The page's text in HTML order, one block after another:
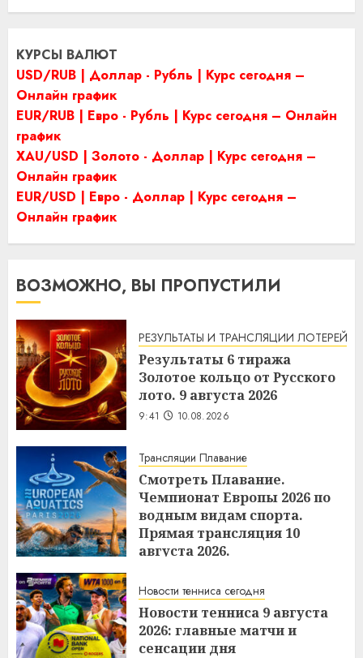
КУРСЫ ВАЛЮТ
USD/RUB | Доллар - Рубль | Курс сегодня –
Онлайн график
EUR/RUB | Евро - Рубль | Курс сегодня – Онлайн
график
XAU/USD | Золото - Доллар | Курс сегодня –
Онлайн график
EUR/USD | Евро - Доллар | Курс сегодня –
Онлайн график
ВОЗМОЖНО, ВЫ ПРОПУСТИЛИ
РЕЗУЛЬТАТЫ И ТРАНСЛЯЦИИ ЛОТЕРЕЙ
Результаты 6 тиража
Золотое кольцо от Русского
лото. 9 августа 2026
9:41 10.08.2026
Трансляции Плавание
Смотреть Плавание.
Чемпионат Европы 2026 по
водным видам спорта.
Прямая трансляция 10
августа 2026.
Новости тенниса сегодня
Новости тенниса 9 августа
2026: главные матчи и
сенсации дня